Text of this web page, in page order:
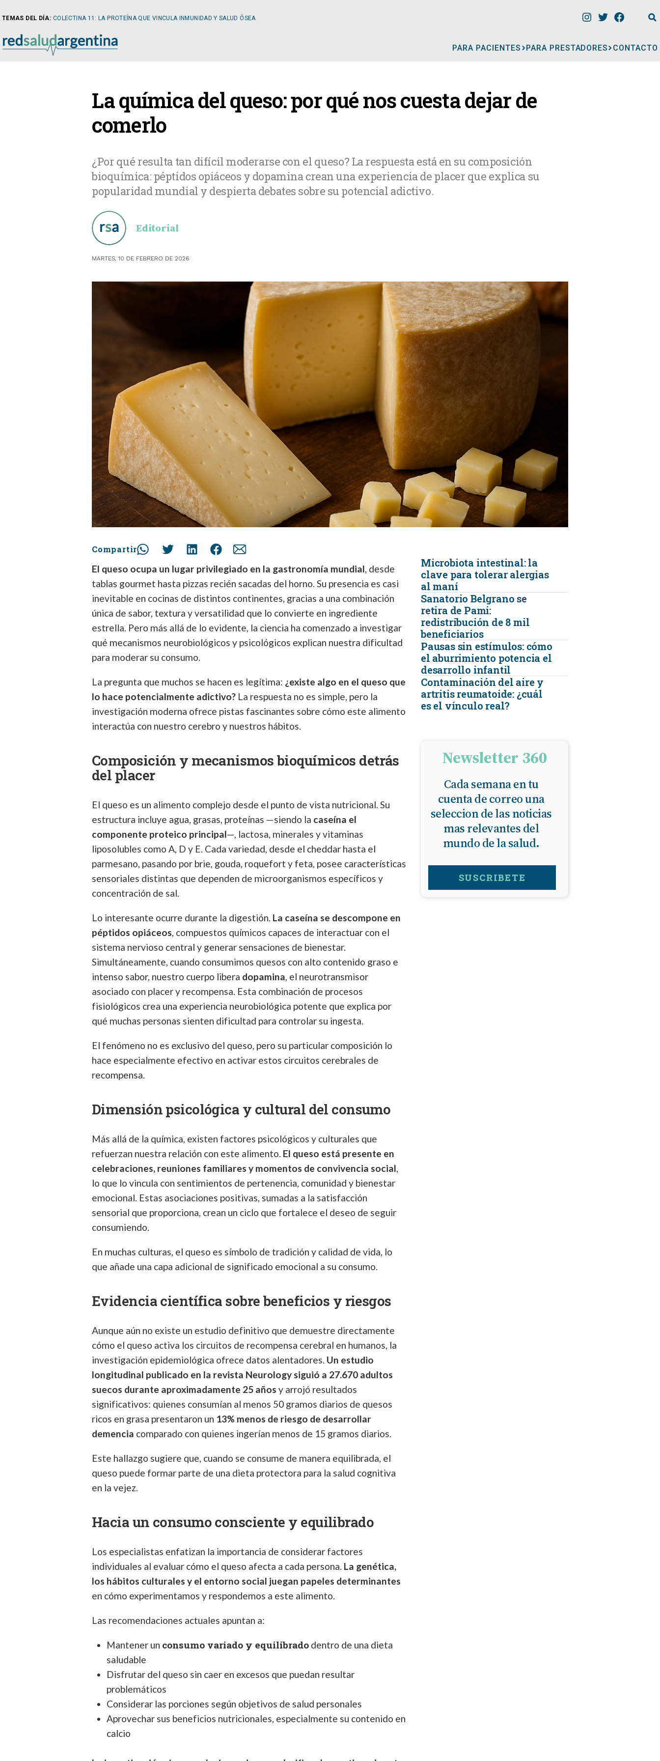
TEMAS DEL DÍA: COLECTINA 11: LA PROTEÍNA QUE VINCULA INMUNIDAD Y SALUD ÓSEA
PARA PACIENTES
CARDIOLOGÍA
DIABETOLOGÍA GASTROENTEROLOGÍA MÉDICOS
IMAGENES MEDICAS
ORTOPEDIAS
ÓPTICAS
KINESIOLOGÍA
TRAUMATOLOGIA
SERVICIOS DE AMBULANCIAS
PARA PRESTADORES CONTACTO
La química del queso: por qué nos cuesta dejar de
comerlo
¿Por qué resulta tan difícil moderarse con el queso? La respuesta está en su composición
bioquímica: péptidos opiáceos y dopamina crean una experiencia de placer que explica su
popularidad mundial y despierta debates sobre su potencial adictivo.
Editorial
MARTES, 10 DE FEBRERO DE 2026
Compartir
El queso ocupa un lugar privilegiado en la gastronomía mundial, desde
tablas gourmet hasta pizzas recién sacadas del horno. Su presencia es casi
inevitable en cocinas de distintos continentes, gracias a una combinación
única de sabor, textura y versatilidad que lo convierte en ingrediente
estrella. Pero más allá de lo evidente, la ciencia ha comenzado a investigar
qué mecanismos neurobiológicos y psicológicos explican nuestra dificultad
para moderar su consumo.
La pregunta que muchos se hacen es legítima: ¿existe algo en el queso que
lo hace potencialmente adictivo? La respuesta no es simple, pero la
investigación moderna ofrece pistas fascinantes sobre cómo este alimento
interactúa con nuestro cerebro y nuestros hábitos.
Composición y mecanismos bioquímicos detrás
del placer
El queso es un alimento complejo desde el punto de vista nutricional. Su
estructura incluye agua, grasas, proteínas —siendo la caseína el
componente proteico principal—, lactosa, minerales y vitaminas
liposolubles como A, D y E. Cada variedad, desde el cheddar hasta el
parmesano, pasando por brie, gouda, roquefort y feta, posee características
sensoriales distintas que dependen de microorganismos específicos y
concentración de sal.
Lo interesante ocurre durante la digestión. La caseína se descompone en
péptidos opiáceos, compuestos químicos capaces de interactuar con el
sistema nervioso central y generar sensaciones de bienestar.
Simultáneamente, cuando consumimos quesos con alto contenido graso e
intenso sabor, nuestro cuerpo libera dopamina, el neurotransmisor
asociado con placer y recompensa. Esta combinación de procesos
fisiológicos crea una experiencia neurobiológica potente que explica por
qué muchas personas sienten dificultad para controlar su ingesta.
El fenómeno no es exclusivo del queso, pero su particular composición lo
hace especialmente efectivo en activar estos circuitos cerebrales de
recompensa.
Dimensión psicológica y cultural del consumo
Más allá de la química, existen factores psicológicos y culturales que
refuerzan nuestra relación con este alimento. El queso está presente en
celebraciones, reuniones familiares y momentos de convivencia social,
lo que lo vincula con sentimientos de pertenencia, comunidad y bienestar
emocional. Estas asociaciones positivas, sumadas a la satisfacción
sensorial que proporciona, crean un ciclo que fortalece el deseo de seguir
consumiendo.
En muchas culturas, el queso es símbolo de tradición y calidad de vida, lo
que añade una capa adicional de significado emocional a su consumo.
Evidencia científica sobre beneficios y riesgos
Aunque aún no existe un estudio definitivo que demuestre directamente
cómo el queso activa los circuitos de recompensa cerebral en humanos, la
investigación epidemiológica ofrece datos alentadores. Un estudio
longitudinal publicado en la revista Neurology siguió a 27.670 adultos
suecos durante aproximadamente 25 años y arrojó resultados
significativos: quienes consumían al menos 50 gramos diarios de quesos
ricos en grasa presentaron un 13% menos de riesgo de desarrollar
demencia comparado con quienes ingerían menos de 15 gramos diarios.
Este hallazgo sugiere que, cuando se consume de manera equilibrada, el
queso puede formar parte de una dieta protectora para la salud cognitiva
en la vejez.
Hacia un consumo consciente y equilibrado
Los especialistas enfatizan la importancia de considerar factores
individuales al evaluar cómo el queso afecta a cada persona. La genética,
los hábitos culturales y el entorno social juegan papeles determinantes
en cómo experimentamos y respondemos a este alimento.
Las recomendaciones actuales apuntan a:
Mantener un consumo variado y equilibrado dentro de una dieta
saludable
Disfrutar del queso sin caer en excesos que puedan resultar
problemáticos
Considerar las porciones según objetivos de salud personales
Aprovechar sus beneficios nutricionales, especialmente su contenido en
calcio
Microbiota intestinal: la
clave para tolerar alergias
al maní
Sanatorio Belgrano se
retira de Pami:
redistribución de 8 mil
beneficiarios
Pausas sin estímulos: cómo
el aburrimiento potencia el
desarrollo infantil
Contaminación del aire y
artritis reumatoide: ¿cuál
es el vínculo real?
Newsletter 360
Cada semana en tu
cuenta de correo una
seleccion de las noticias
mas relevantes del
mundo de la salud.
SUSCRIBETE